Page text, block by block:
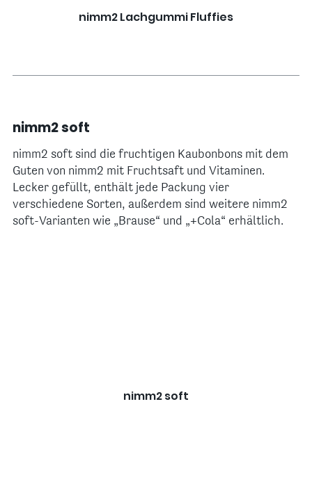
nimm2 Lachgummi Fluffies
nimm2 soft
nimm2 soft sind die fruchtigen Kaubonbons mit dem
Guten von nimm2 mit Fruchtsaft und Vitaminen.
Lecker gefüllt, enthält jede Packung vier
verschiedene Sorten, außerdem sind weitere nimm2
soft-Varianten wie „Brause“ und „+Cola“ erhältlich.
nimm2 soft